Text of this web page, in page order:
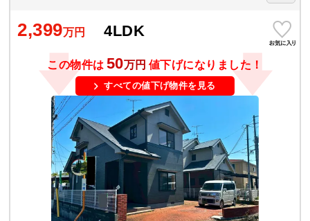
2,399万円 4LDK
この物件は 50万円 値下げになりました！
すべての値下げ物件を見る